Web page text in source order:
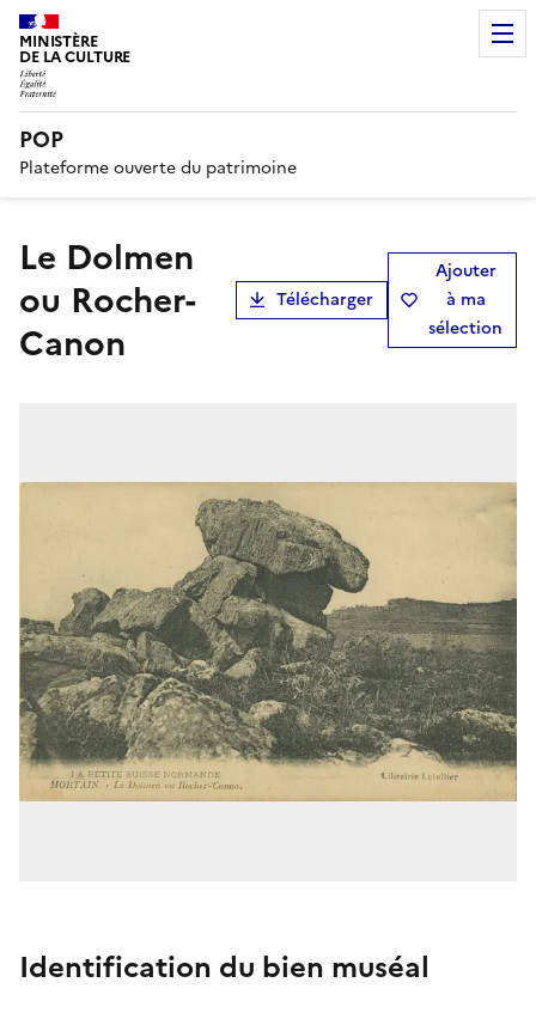
MINISTÈRE
DE LA CULTURE
POP
Plateforme ouverte du patrimoine
Le Dolmen
ou Rocher-
Canon
Télécharger
Ajouter
à ma
sélection
Identification du bien muséal